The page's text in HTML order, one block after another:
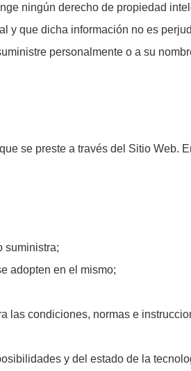
ningún derecho de propiedad
y que dicha información no es
personalmente o a su
se preste a través del Sitio Web.
suministra;
adopten en el mismo;
las condiciones, normas e
y del estado de la